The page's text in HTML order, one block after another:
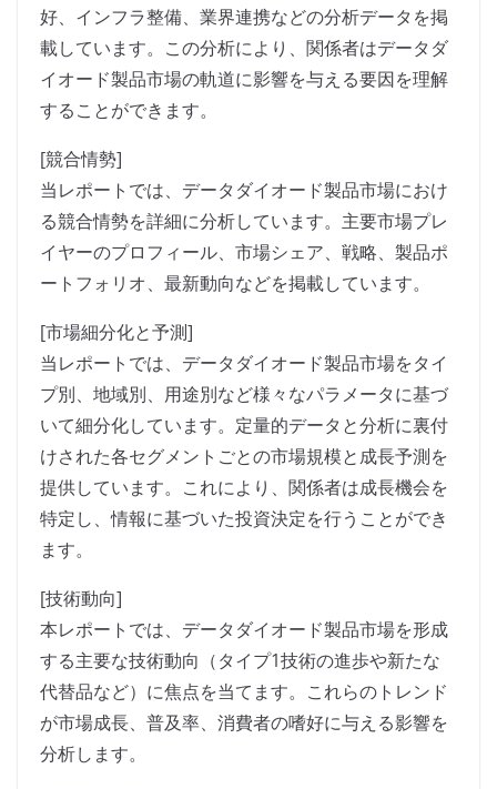
好、インフラ整備、業界連携などの分析データを掲
載しています。この分析により、関係者はデータダ
イオード製品市場の軌道に影響を与える要因を理解
することができます。
[競合情勢]
当レポートでは、データダイオード製品市場におけ
る競合情勢を詳細に分析しています。主要市場プレ
イヤーのプロフィール、市場シェア、戦略、製品ポ
ートフォリオ、最新動向などを掲載しています。
[市場細分化と予測]
当レポートでは、データダイオード製品市場をタイ
プ別、地域別、用途別など様々なパラメータに基づ
いて細分化しています。定量的データと分析に裏付
けされた各セグメントごとの市場規模と成長予測を
提供しています。これにより、関係者は成長機会を
特定し、情報に基づいた投資決定を行うことができ
ます。
[技術動向]
本レポートでは、データダイオード製品市場を形成
する主要な技術動向（タイプ1技術の進歩や新たな
代替品など）に焦点を当てます。これらのトレンド
が市場成長、普及率、消費者の嗜好に与える影響を
分析します。